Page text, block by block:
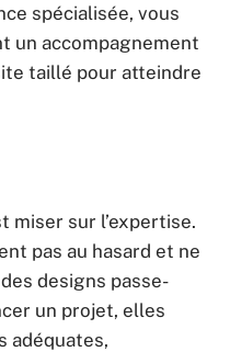
spécialisée, vous
un accompagnement
taillé pour atteindre
miser sur l’expertise.
pas au hasard et ne
designs passe-
un projet, elles
adéquates,